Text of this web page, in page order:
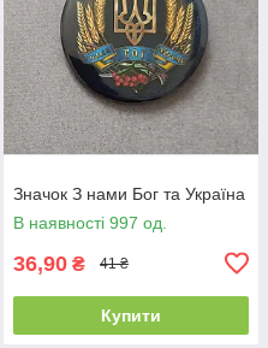
Значок З нами Бог та Україна
В наявності 997 од.
36,90 ₴ 41 ₴
Купити